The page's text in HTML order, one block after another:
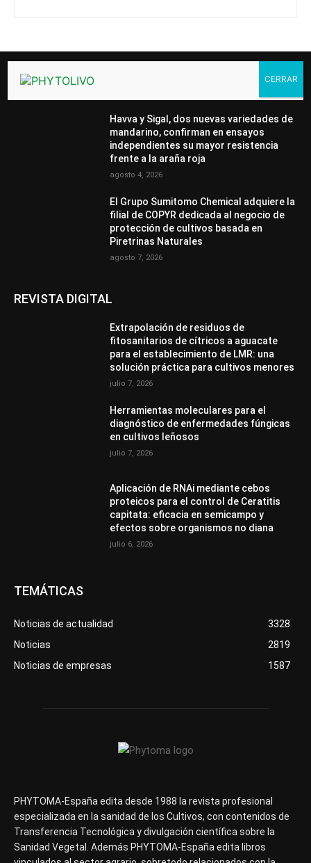
Havva y Sigal, dos nuevas variedades de
mandarino, confirman en ensayos
independientes su mayor resistencia
frente a la araña roja
agosto 4, 2026
El Grupo Sumitomo Chemical adquiere la
filial de COPYR dedicada al negocio de
protección de cultivos basada en
Piretrinas Naturales
agosto 7, 2026
REVISTA DIGITAL
Extrapolación de residuos de
fitosanitarios de cítricos a aguacate
para el establecimiento de LMR: una
solución práctica para cultivos menores
julio 7, 2026
Herramientas moleculares para el
diagnóstico de enfermedades fúngicas
en cultivos leñosos
julio 7, 2026
Aplicación de RNAi mediante cebos
proteicos para el control de Ceratitis
capitata: eficacia en semicampo y
efectos sobre organismos no diana
julio 6, 2026
TEMÁTICAS
Noticias de actualidad
3328
Noticias
2819
Noticias de empresas
1587
PHYTOMA-España edita desde 1988 la revista profesional
especializada en la sanidad de los Cultivos, con contenidos de
Transferencia Tecnológica y divulgación científica sobre la
Sanidad Vegetal. Además PHYTOMA-España edita libros